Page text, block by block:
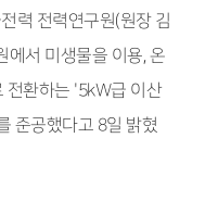
력 전력연구원(원장 김
에서 미생물을 이용, 온
전환하는 '5kW급 이산
준공했다고 8일 밝혔